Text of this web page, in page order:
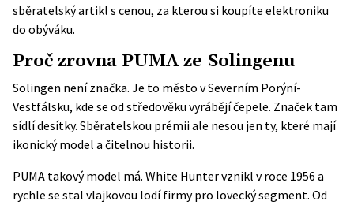
sběratelský artikl s cenou, za kterou si koupíte elektroniku
do obýváku.
Proč zrovna PUMA ze Solingenu
Solingen není značka. Je to město v Severním Porýní-
Vestfálsku, kde se od středověku vyrábějí čepele. Značek tam
sídlí desítky. Sběratelskou prémii ale nesou jen ty, které mají
ikonický model a čitelnou historii.
PUMA takový model má. White Hunter vznikl v roce 1956 a
rychle se stal vlajkovou lodí firmy pro lovecký segment. Od